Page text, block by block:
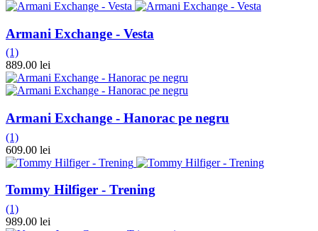
Armani Exchange - Vesta
(1)
889.00 lei
Armani Exchange - Hanorac pe negru
(1)
609.00 lei
Tommy Hilfiger - Trening
(1)
989.00 lei